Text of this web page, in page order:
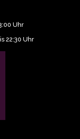
Uhr
22:30 Uhr